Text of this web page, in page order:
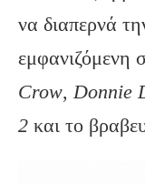
να διαπερνά
εμφανιζόμενη
Crow,Donnie
2 και το